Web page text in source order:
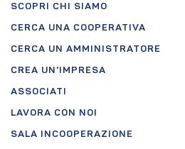
SCOPRI CHI SIAMO
CERCA UNA COOPERATIVA
CERCA UN AMMINISTRATORE
CREA UN'IMPRESA
ASSOCIATI
LAVORA CON NOI
SALA INCOOPERAZIONE